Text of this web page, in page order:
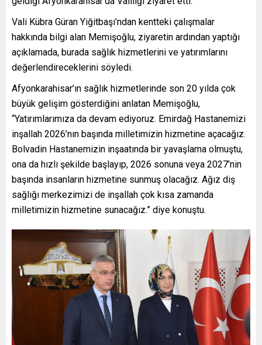
Vali Kübra Güran Yiğitbaşı’ndan kentteki çalışmalar
hakkında bilgi alan Memişoğlu, ziyaretin ardından yaptığı
açıklamada, burada sağlık hizmetlerini ve yatırımlarını
değerlendireceklerini söyledi.
Afyonkarahisar’ın sağlık hizmetlerinde son 20 yılda çok
büyük gelişim gösterdiğini anlatan Memişoğlu,
“Yatırımlarımıza da devam ediyoruz. Emirdağ Hastanemizi
inşallah 2026’nın başında milletimizin hizmetine açacağız.
Bolvadin Hastanemizin inşaatında bir yavaşlama olmuştu,
ona da hızlı şekilde başlayıp, 2026 sonuna veya 2027’nin
başında insanların hizmetine sunmuş olacağız. Ağız diş
sağlığı merkezimizi de inşallah çok kısa zamanda
milletimizin hizmetine sunacağız.” diye konuştu.